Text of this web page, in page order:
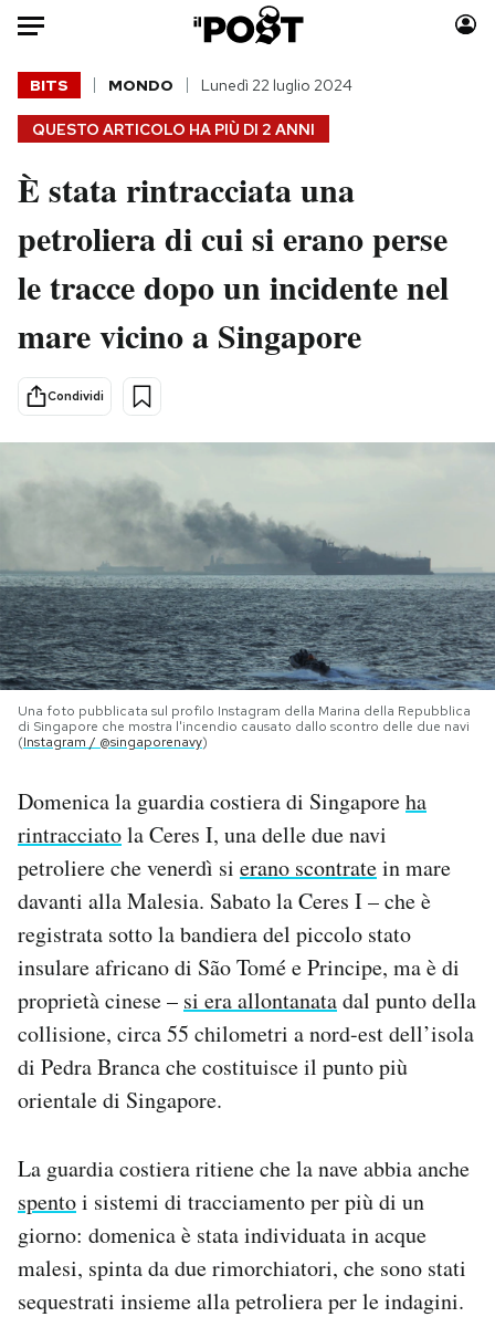
Auto
HOME
Italia
Politica
Tecnologia
Scienza
Cultura
Economia
Sport
Moda
Consumismi
Storie/Idee
Media
Mondiali calcio 2026
NEWSLETTER
I MIEI PREFERITI
CALENDARIO
AREA PERSONALE
Newsletter
Notifiche mobile
Regala il Post
Hai bisogno di aiuto?
Esci
QUESTO ARTICOLO HA PIÙ DI 2 ANNI
BITS MONDO Lunedì 22 luglio 2024
È stata rintracciata una
petroliera di cui si erano perse
le tracce dopo un incidente nel
mare vicino a Singapore
Condividi
Una foto pubblicata sul profilo Instagram della Marina della Repubblica
di Singapore che mostra l'incendio causato dallo scontro delle due navi
(Instagram / @singaporenavy)
Domenica la guardia costiera di Singaporeha
rintracciatola Ceres I, una delle due navi
petroliere che venerdì si erano scontratein mare
davanti alla Malesia. Sabato la Ceres I – che è
registrata sotto la bandiera del piccolo stato
insulare africano di São Tomé e Principe, ma è di
proprietà cinese – si era allontanatadal punto della
collisione, circa 55 chilometri a nord-est dell’isola
di Pedra Branca che costituisce il punto più
orientale di Singapore.
La guardia costiera ritiene che la nave abbia anche
spentoi sistemi di tracciamento per più di un
giorno: domenica è stata individuata in acque
malesi, spinta da due rimorchiatori, che sono stati
sequestrati insieme alla petroliera per le indagini.